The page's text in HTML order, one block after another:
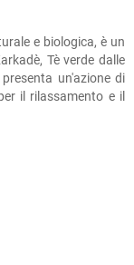
e biologica, è un
Tè verde dalle
un'azione di
il rilassamento e il